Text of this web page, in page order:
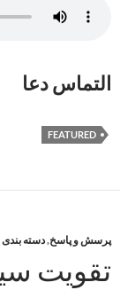
التماس دعا
FEATURED
پرسش و پاسخ,دسته
تقویت